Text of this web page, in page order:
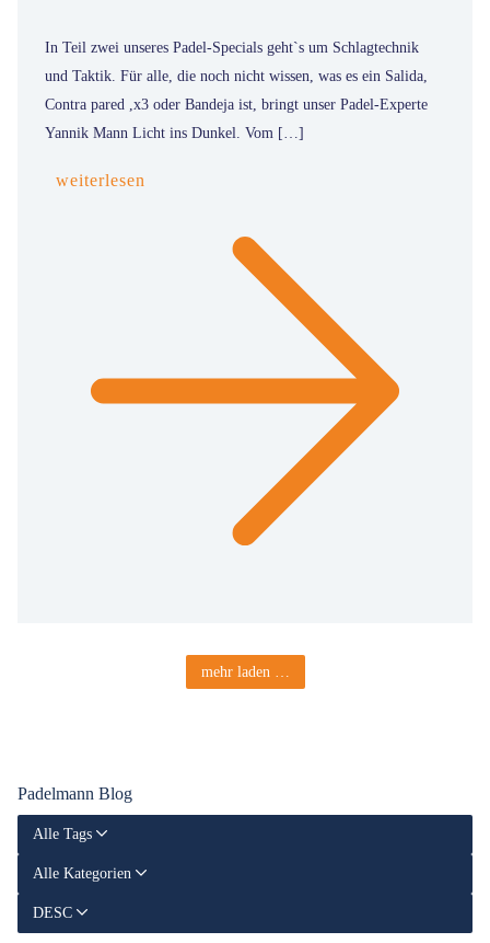
In Teil zwei unseres Padel-Specials geht`s um Schlagtechnik
und Taktik. Für alle, die noch nicht wissen, was es ein Salida,
Contra pared ,x3 oder Bandeja ist, bringt unser Padel-Experte
Yannik Mann Licht ins Dunkel. Vom […]
weiterlesen
mehr laden …
Padelmann Blog
Alle Tags
Alle Kategorien
DESC